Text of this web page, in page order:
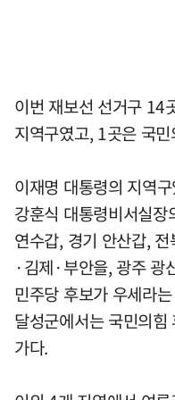
이번 재보선 선거구 14
지역구였고, 1곳은 국
이재명 대통령의 지역
강훈식 대통령비서실
연수갑, 경기 안산갑,
·김제·부안을, 광주 광
민주당 후보가 우세라
달성군에서는 국민의
가다.